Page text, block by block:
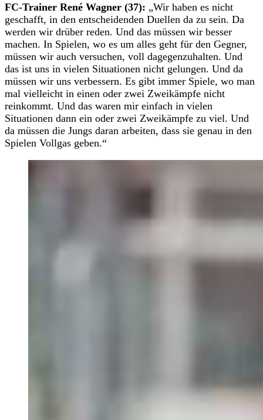
FC-Trainer René Wagner (37): „Wir haben es nicht
geschafft, in den entscheidenden Duellen da zu sein. Da
werden wir drüber reden. Und das müssen wir besser
machen. In Spielen, wo es um alles geht für den Gegner,
müssen wir auch versuchen, voll dagegenzuhalten. Und
das ist uns in vielen Situationen nicht gelungen. Und da
müssen wir uns verbessern. Es gibt immer Spiele, wo man
mal vielleicht in einen oder zwei Zweikämpfe nicht
reinkommt. Und das waren mir einfach in vielen
Situationen dann ein oder zwei Zweikämpfe zu viel. Und
da müssen die Jungs daran arbeiten, dass sie genau in den
Spielen Vollgas geben.“